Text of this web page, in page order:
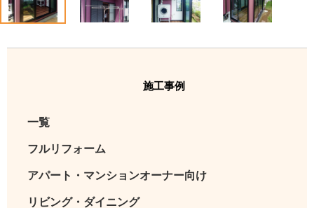
施工事例
一覧
フルリフォーム
アパート・マンションオーナー向け
リビング・ダイニング